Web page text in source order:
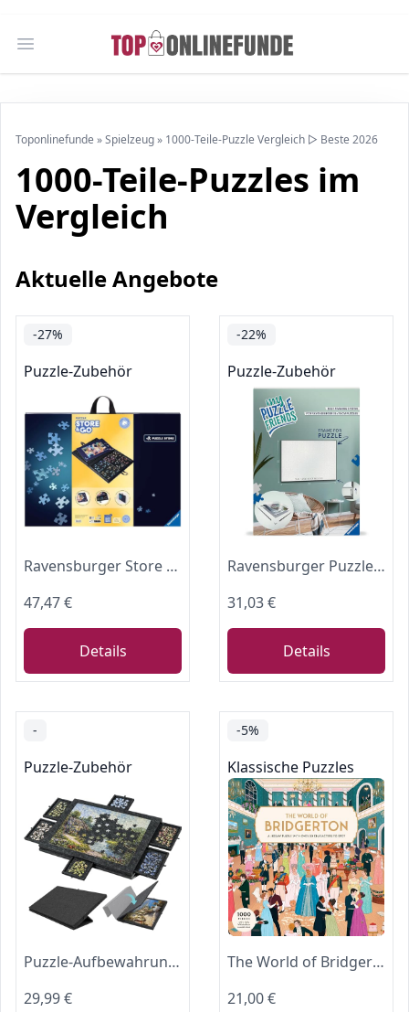
Open main menu
Toponlinefunde »Spielzeug» 1000-Teile-Puzzle Vergleich ▷ Beste 2026
1000-Teile-Puzzles im
Vergleich
Aktuelle Angebote
-27%
Puzzle-Zubehör
Ravensburger Store & Go - Puzzle-Sortierschale und Puzzleunterlage in einem
47,47 €
Details
-22%
Puzzle-Zubehör
Ravensburger Puzzle-Rahmen für 1000 Teile Puzzles
31,03 €
Details
-
Puzzle-Zubehör
Puzzle-Aufbewahrungsbrett mit 6 Schubladen – Neigbare Puzzle-Platte aus Filz für bis zu 1000 Teile – 2-in-1 Puzzletisch mit Ständer & Abdeckung – Leicht & tragbar für Erwachsene & Kinder (Dark Grey)
29,99 €
-5%
Klassische Puzzles
The World of Bridgerton: 1000-Piece Jigsaw Puzzle, Yellow
21,00 €